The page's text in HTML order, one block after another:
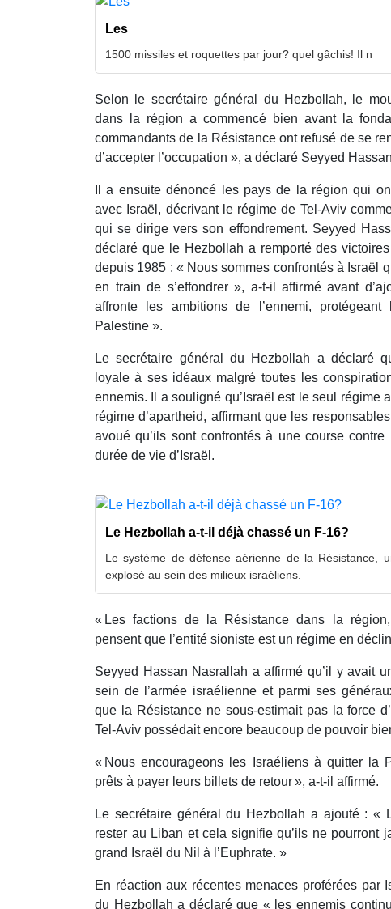
Les
1500 missiles et roquettes par jour? quel gâchis! Il n
Selon le secrétaire général du Hezbollah, le
dans la région a commencé bien avant la
commandants de la Résistance ont refusé de se
d’accepter l’occupation », a déclaré Seyyed
Il a ensuite dénoncé les pays de la région qui
avec Israël, décrivant le régime de Tel-Aviv
qui se dirige vers son effondrement. Seyyed
déclaré que le Hezbollah a remporté des
depuis 1985 : « Nous sommes confrontés à Israël
en train de s’effondrer », a-t-il affirmé avant
affronte les ambitions de l’ennemi,
Palestine ».
Le secrétaire général du Hezbollah a déclaré
loyale à ses idéaux malgré toutes les
ennemis. Il a souligné qu’Israël est le seul régime
régime d’apartheid, affirmant que les
avoué qu’ils sont confrontés à une course
durée de vie d’Israël.
Le Hezbollah a-t-il déjà chassé un F-16?
Le système de défense aérienne de la Résistance,
explosé au sein des milieux israéliens.
« Les factions de la Résistance dans la
pensent que l’entité sioniste est un régime en
Seyyed Hassan Nasrallah a affirmé qu’il y avait
sein de l’armée israélienne et parmi ses
que la Résistance ne sous-estimait pas la force
Tel-Aviv possédait encore beaucoup de pouvoir
« Nous encourageons les Israéliens à quitter la
prêts à payer leurs billets de retour », a-t-il affirmé.
Le secrétaire général du Hezbollah a ajouté : «
rester au Liban et cela signifie qu’ils ne pourront
grand Israël du Nil à l’Euphrate. »
En réaction aux récentes menaces proférées par
du Hezbollah a déclaré que « les ennemis